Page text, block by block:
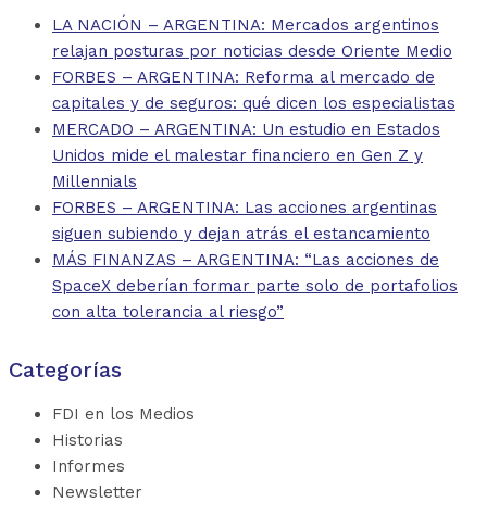
LA NACIÓN – ARGENTINA: Mercados argentinos
relajan posturas por noticias desde Oriente Medio
FORBES – ARGENTINA: Reforma al mercado de
capitales y de seguros: qué dicen los especialistas
MERCADO – ARGENTINA: Un estudio en Estados
Unidos mide el malestar financiero en Gen Z y
Millennials
FORBES – ARGENTINA: Las acciones argentinas
siguen subiendo y dejan atrás el estancamiento
MÁS FINANZAS – ARGENTINA: “Las acciones de
SpaceX deberían formar parte solo de portafolios
con alta tolerancia al riesgo”
Categorías
FDI en los Medios
Historias
Informes
Newsletter